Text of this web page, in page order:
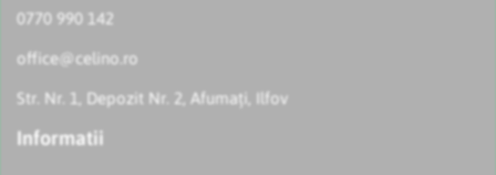
0770 990 142
office@celino.ro
Str. Nr. 1, Depozit Nr. 2, Afumați, Ilfov
Informatii